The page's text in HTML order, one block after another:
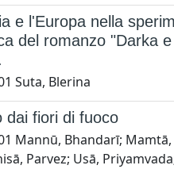
e l'Europa nella
del romanzo "Darka
Suta, Blerina
dai fiori di fuoco
Mannū, Bhandarī; Mamtā,
Parvez; Usā,